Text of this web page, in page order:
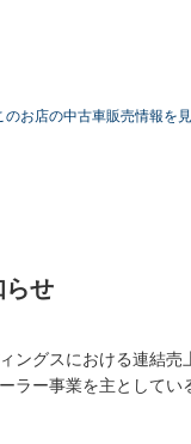
のお店の中古車販売情報を
らせ
ングスにおける連結売
ラー事業を主として